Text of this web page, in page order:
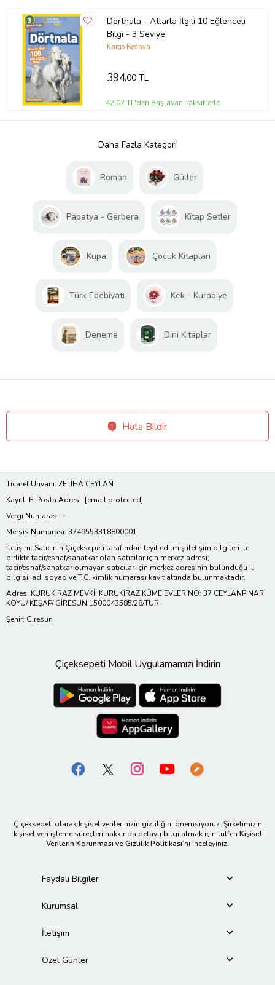
Dörtnala - Atlarla İlgili 10 Eğlenceli
Bilgi - 3 Seviye
Kargo Bedava
394,00 TL
42,02 TL'den Başlayan Taksitlerle
Daha Fazla Kategori
Roman Güller
Papatya - Gerbera Kitap Setler
Kupa Çocuk Kitapları
Türk Edebiyatı Kek - Kurabiye
Deneme Dini Kitaplar
Hata Bildir
Ticaret Ünvanı: ZELİHA CEYLAN
Kayıtlı E-Posta Adresi: [email protected]
Vergi Numarası: -
Mersis Numarası: 3749553318800001
İletişim: Satıcının Çiçeksepeti tarafından teyit edilmiş iletişim bilgileri ile
birlikte tacir/esnaf/sanatkar olan satıcılar için merkez adresi;
tacir/esnaf/sanatkar olmayan satıcılar için merkez adresinin bulunduğu il
bilgisi, ad, soyad ve T.C. kimlik numarası kayıt altında bulunmaktadır.
Adres: KURUKİRAZ MEVKİİ KURUKİRAZ KÜME EVLER NO: 37 CEYLANPINAR
KÖYÜ/ KEŞAP/ GİRESUN 1500043585/28/TUR
Şehir: Giresun
Çiçeksepeti Mobil Uygulamamızı İndirin
Çiçeksepeti olarak kişisel verilerinizin gizliliğini önemsiyoruz. Şirketimizin
kişisel veri işleme süreçleri hakkında detaylı bilgi almak için lütfen Kişisel
Verilerin Korunması ve Gizlilik Politikası’nı inceleyiniz.
Faydalı Bilgiler
Kurumsal
İletişim
Özel Günler